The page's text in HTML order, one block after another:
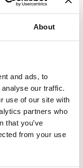
About
and ads, to
our traffic.
use of our site with
partners who
that you’ve
from your use
luacháil sheachtraí
le riachtanais an
trí bliana. I
i mí na
ag an gClár
fáil go hiomlán,
amach san